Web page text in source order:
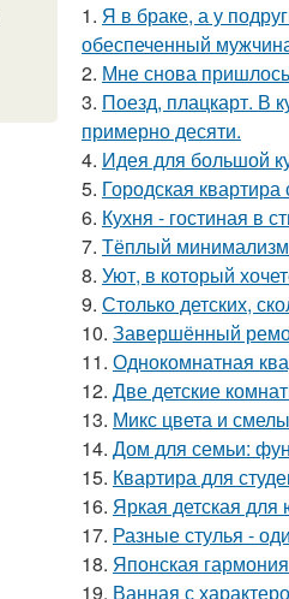
1. Я в браке, а у
обеспеченный
2. Мне снова
3. Поезд, плацкарт. В
примерно десяти.
4. Идея для большой
5. Городская
6. Кухня - гостиная в
7. Тёплый
8. Уют, в который
9. Столько детских,
10. Завершённый
11. Однокомнатная
12. Две детские
13. Микс цвета и
14. Дом для семьи:
15. Квартира для
16. Яркая детская для
17. Разные стулья -
18. Японская
19. Ванная с